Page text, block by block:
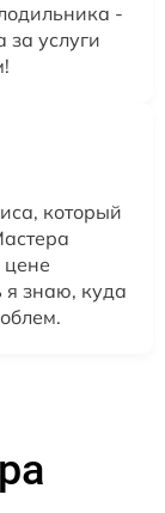
-
за услуги
который
цене
я знаю, куда